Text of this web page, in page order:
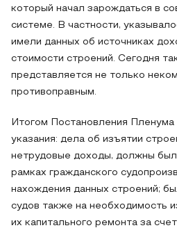
который начал зарождаться в
системе. В частности,
имели данных об источниках
стоимости строений. Сегодня
представляется не только
противоправным.
Итогом Постановления
указания: дела об изъятии
нетрудовые доходы, должны
рамках гражданского
нахождения данных строений;
судов также на необходимость
их капитального ремонта за